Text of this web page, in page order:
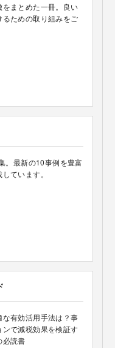
まとめた一冊。良い
るための取り組みをご
。最新の10事例を豊富
ています。
有効活用手法は？事
で減税効果を検証す
必読書